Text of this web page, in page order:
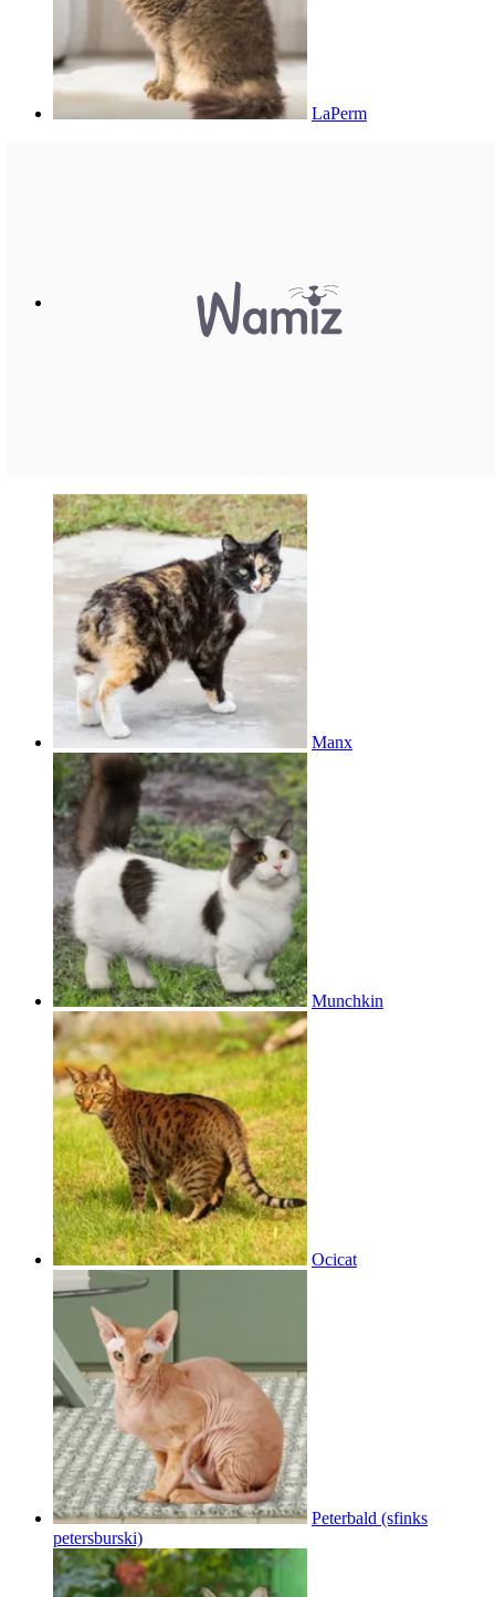
LaPerm
Manx
Munchkin
Ocicat
Peterbald (sfinks
petersburski)